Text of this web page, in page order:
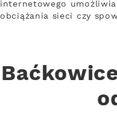
internetowego
obciążania sieci czy